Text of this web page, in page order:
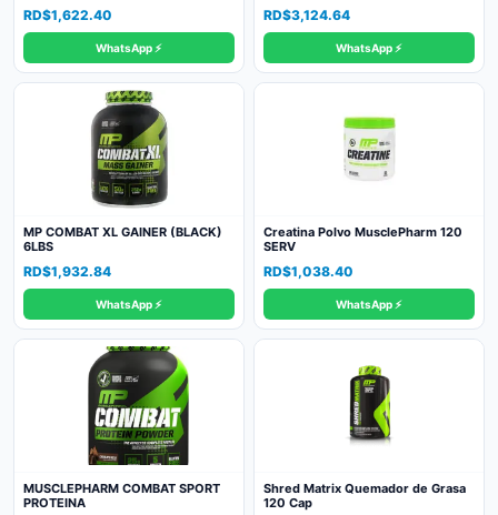
RD$1,622.40
WhatsApp ⚡
RD$3,124.64
WhatsApp ⚡
MP COMBAT XL GAINER (BLACK)
6LBS
RD$1,932.84
WhatsApp ⚡
Creatina Polvo MusclePharm 120
SERV
RD$1,038.40
WhatsApp ⚡
MUSCLEPHARM COMBAT SPORT
PROTEINA
Shred Matrix Quemador de Grasa
120 Cap